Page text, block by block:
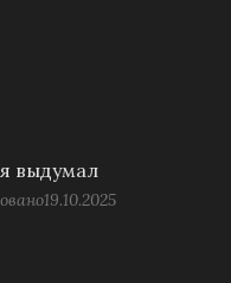
выдумал
19.10.2025